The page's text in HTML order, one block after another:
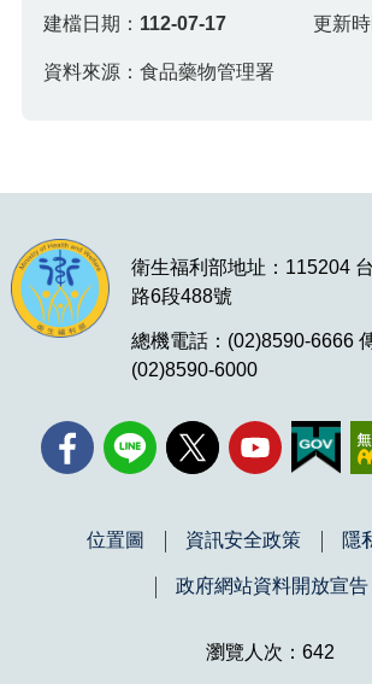
建檔日期： 112-07-17 更新時
資料來源：食品藥物管理署
衛生福利部地址：115204
路6段488號
總機電話：(02)8590-6666
(02)8590-6000
位置圖 資訊安全政策 隱
政府網站資料開放宣告
瀏覽人次：642